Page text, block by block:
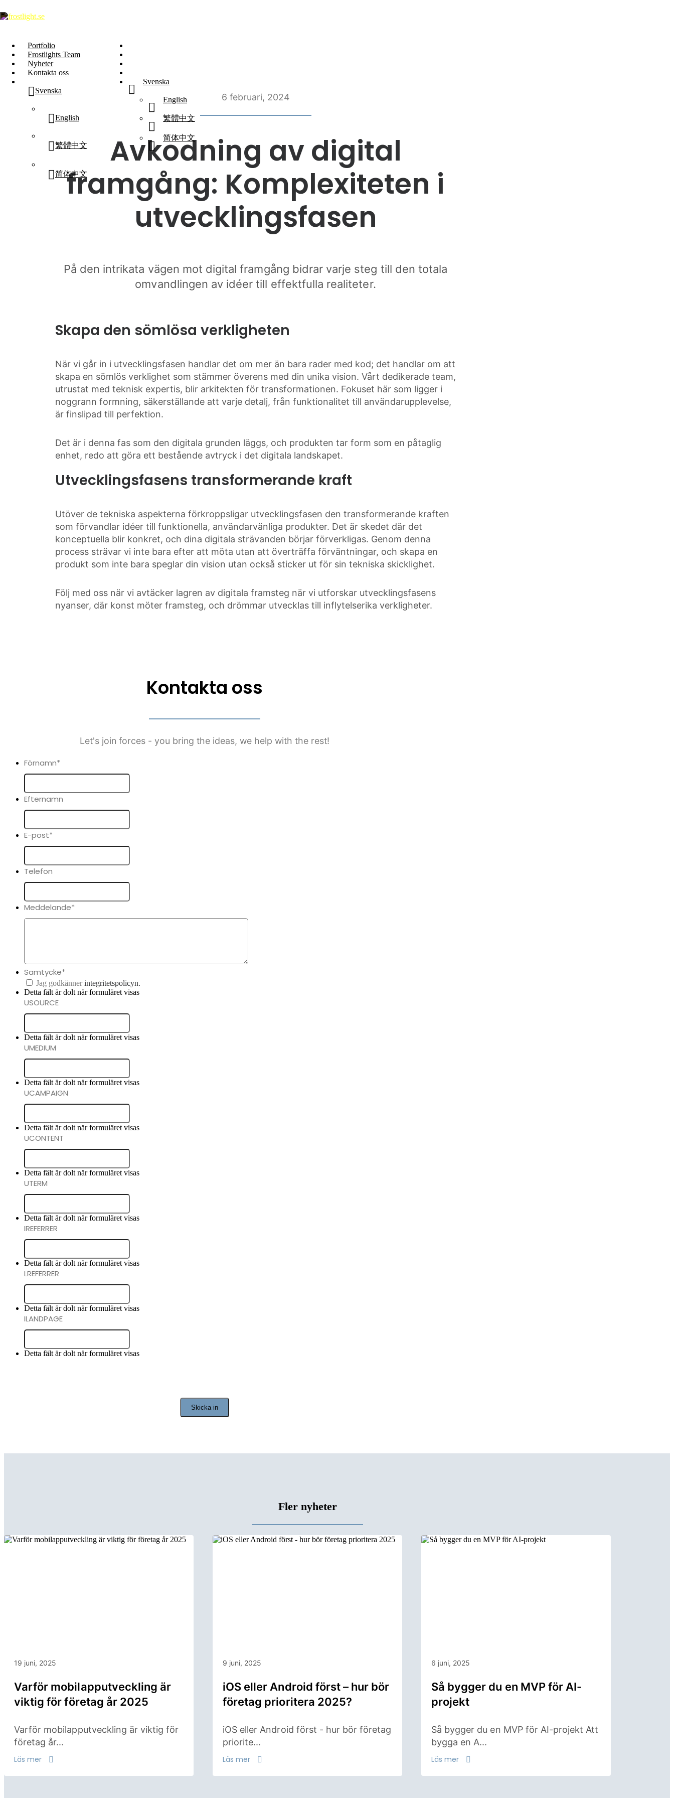
Portfolio
Frostlights Team
Nyheter
Kontakta oss
Svenska
English
繁體中文
简体中文
Svenska
English
繁體中文
简体中文
6 februari, 2024
Avkodning av digital
framgång: Komplexiteten i
utvecklingsfasen
På den intrikata vägen mot digital framgång bidrar varje steg till den totala
omvandlingen av idéer till effektfulla realiteter.
Skapa den sömlösa verkligheten
När vi går in i utvecklingsfasen handlar det om mer än bara rader med kod; det handlar om att
skapa en sömlös verklighet som stämmer överens med din unika vision. Vårt dedikerade team,
utrustat med teknisk expertis, blir arkitekten för transformationen. Fokuset här som ligger i
noggrann formning, säkerställande att varje detalj, från funktionalitet till användarupplevelse,
är finslipad till perfektion.
Det är i denna fas som den digitala grunden läggs, och produkten tar form som en påtaglig
enhet, redo att göra ett bestående avtryck i det digitala landskapet.
Utvecklingsfasens transformerande kraft
Utöver de tekniska aspekterna förkroppsligar utvecklingsfasen den transformerande kraften
som förvandlar idéer till funktionella, användarvänliga produkter. Det är skedet där det
konceptuella blir konkret, och dina digitala strävanden börjar förverkligas. Genom denna
process strävar vi inte bara efter att möta utan att överträffa förväntningar, och skapa en
produkt som inte bara speglar din vision utan också sticker ut för sin tekniska skicklighet.
Följ med oss när vi avtäcker lagren av digitala framsteg när vi utforskar utvecklingsfasens
nyanser, där konst möter framsteg, och drömmar utvecklas till inflytelserika verkligheter.
Kontakta oss
Let's join forces - you bring the ideas, we help with the rest!
Förnamn*
Efternamn
E-post*
Telefon
Meddelande*
Samtycke*
Jag godkännerintegritetspolicyn.
Detta fält är dolt när formuläret visas
USOURCE
Detta fält är dolt när formuläret visas
UMEDIUM
Detta fält är dolt när formuläret visas
UCAMPAIGN
Detta fält är dolt när formuläret visas
UCONTENT
Detta fält är dolt när formuläret visas
UTERM
Detta fält är dolt när formuläret visas
IREFERRER
Detta fält är dolt när formuläret visas
LREFERRER
Detta fält är dolt när formuläret visas
ILANDPAGE
Detta fält är dolt när formuläret visas
Fler nyheter
19 juni, 2025
Varför mobilapputveckling är
viktig för företag år 2025
Varför mobilapputveckling är viktig för
företag år...
Läs mer
9 juni, 2025
iOS eller Android först – hur bör
företag prioritera 2025?
iOS eller Android först - hur bör företag
priorite...
Läs mer
6 juni, 2025
Så bygger du en MVP för AI-
projekt
Så bygger du en MVP för AI-projekt Att
bygga en A...
Läs mer